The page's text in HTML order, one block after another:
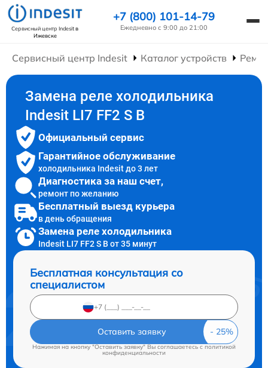
Сервисный центр Indesitв
Ижевске
+7 (800) 101-14-79
Ежедневно с 9:00 до 21:00
Сервисный центр Indesit Каталог устройств
Замена реле холодильника
Indesit LI7 FF2 S B
Официальный сервис
Гарантийное обслуживание
холодильника Indesit до 3 лет
Диагностика за наш счет,
ремонт по желанию
Бесплатный выезд курьера
в день обращения
Замена реле холодильника
Indesit LI7 FF2 S B от 35 минут
Бесплатная консультация со
специалистом
Оставить заявку
Нажимая на кнопку "Оставить заявку" Вы соглашаетесь cполитикой
конфиденциальности